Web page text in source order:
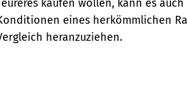
kaufen wollen, kann es
eines herkömmlichen
heranzuziehen.